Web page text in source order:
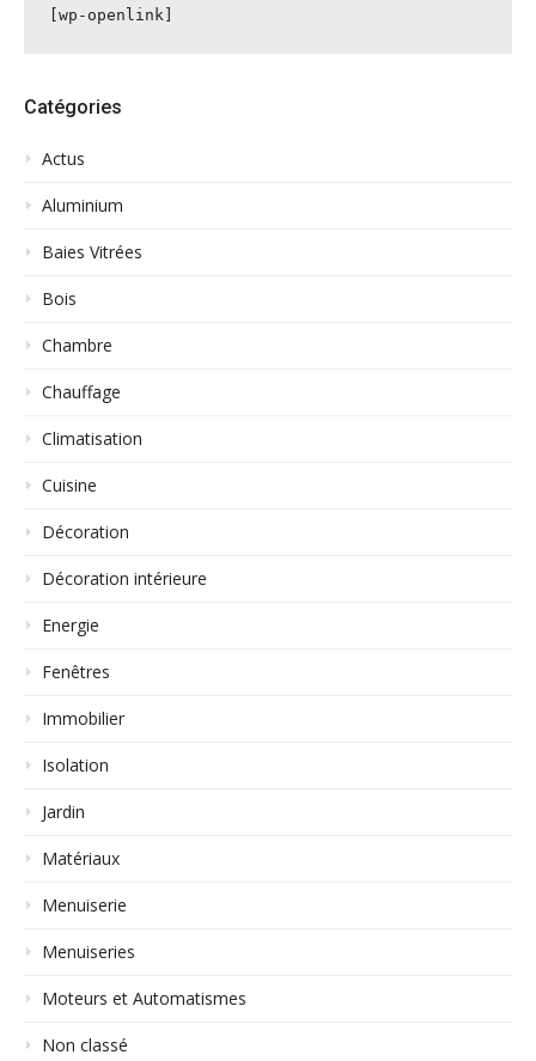
[wp-openlink]
Catégories
Actus
Aluminium
Baies Vitrées
Bois
Chambre
Chauffage
Climatisation
Cuisine
Décoration
Décoration intérieure
Energie
Fenêtres
Immobilier
Isolation
Jardin
Matériaux
Menuiserie
Menuiseries
Moteurs et Automatismes
Non classé